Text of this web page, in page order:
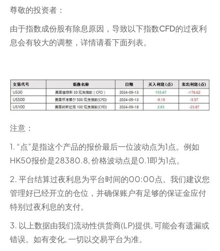
尊敬的投资者：
由于指数成份股有除息原因，导致以下指数CFD的过夜利
息会有较大的调整，详情请看下面列表。
注意：
1. “点”是指这个产品的报价最后一位波动点为1点。例如
HK50报价是28380.8, 价格波动点是0.1即为1点。
2. 平台结算过夜利息为平台时间的00:00点。我们建议您
管理好已经开立的仓位，并确保账户有足够的保证金应付
特别过夜利息的支付。
3. 以上数据由我们流动性供货商(LP)提供, 可能会有遗漏或
错误。如有变化, 一切以交易平台为准。‍